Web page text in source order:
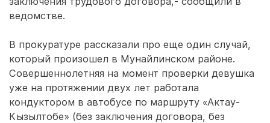
ведомстве.
В прокуратуре рассказали про еще один случай,
который произошел в Мунайлинском районе.
Совершеннолетняя на момент проверки девушка
уже на протяжении двух лет работала
кондуктором в автобусе по маршруту «Актау-
Кызылтобе» (без заключения договора, без